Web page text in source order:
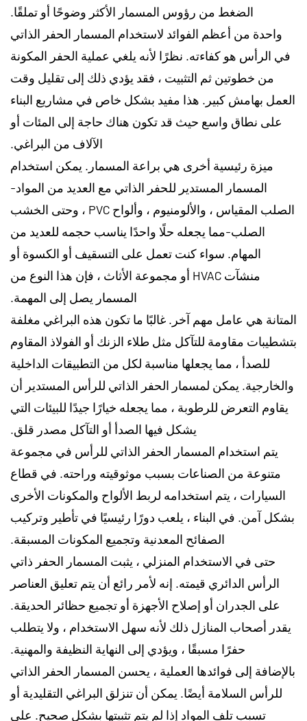
الضغط من رؤوس المسمار الأكثر وضوحًا أو تملقًا.
واحدة من أعظم الفوائد لاستخدام المسمار الحفر الذاتي
في الرأس هو كفاءته. نظرًا لأنه يلغي عملية الحفر المكونة
من خطوتين ثم التثبيت ، فقد يؤدي ذلك إلى تقليل وقت
العمل بهامش كبير. هذا مفيد بشكل خاص في مشاريع البناء
على نطاق واسع حيث قد تكون هناك حاجة إلى المئات أو
الآلاف من البراغي.
ميزة رئيسية أخرى هي براعة المسمار. يمكن استخدام
المسمار المستدير للحفر الذاتي مع العديد من المواد-
الصلب المقياس ، والألومنيوم ، وألواح PVC ، وحتى الخشب
الصلب-مما يجعله حلًا واحدًا يناسب حجمه للعديد من
المهام. سواء كنت تعمل على التسقيف أو الكسوة أو
منشآت HVAC أو مجموعة الأثاث ، فإن هذا النوع من
المسمار يصل إلى المهمة.
المتانة هي عامل مهم آخر. غالبًا ما تكون هذه البراغي مغلفة
بتشطيبات مقاومة للتآكل مثل طلاء الزنك أو الفولاذ المقاوم
للصدأ ، مما يجعلها مناسبة لكل من التطبيقات الداخلية
والخارجية. يمكن لمسمار الحفر الذاتي للرأس المستدير أن
يقاوم التعرض للرطوبة ، مما يجعله خيارًا جيدًا للبيئات التي
يشكل فيها الصدأ أو التآكل مصدر قلق.
يتم استخدام المسمار الحفر الذاتي للرأس في مجموعة
متنوعة من الصناعات بسبب موثوقيته وراحته. في قطاع
السيارات ، يتم استخدامه لربط الألواح والمكونات الأخرى
بشكل آمن. في البناء ، يلعب دورًا رئيسيًا في تأطير وتركيب
الصفائح المعدنية وتجميع المكونات المسبقة.
حتى في الاستخدام المنزلي ، يثبت المسمار الحفر ذاتي
الرأس الدائري قيمته. إنه لأمر رائع أن يتم تعليق العناصر
على الجدران أو إصلاح الأجهزة أو تجميع حظائر الحديقة.
يقدر أصحاب المنازل ذلك لأنه سهل الاستخدام ، ولا يتطلب
حفرًا مسبقًا ، ويؤدي إلى النهاية النظيفة والمهنية.
بالإضافة إلى فوائدها العملية ، يحسن المسمار الحفر الذاتي
للرأس السلامة أيضًا. يمكن أن تنزلق البراغي التقليدية أو
تسبب تلف المواد إذا لم يتم تثبيتها بشكل صحيح. على